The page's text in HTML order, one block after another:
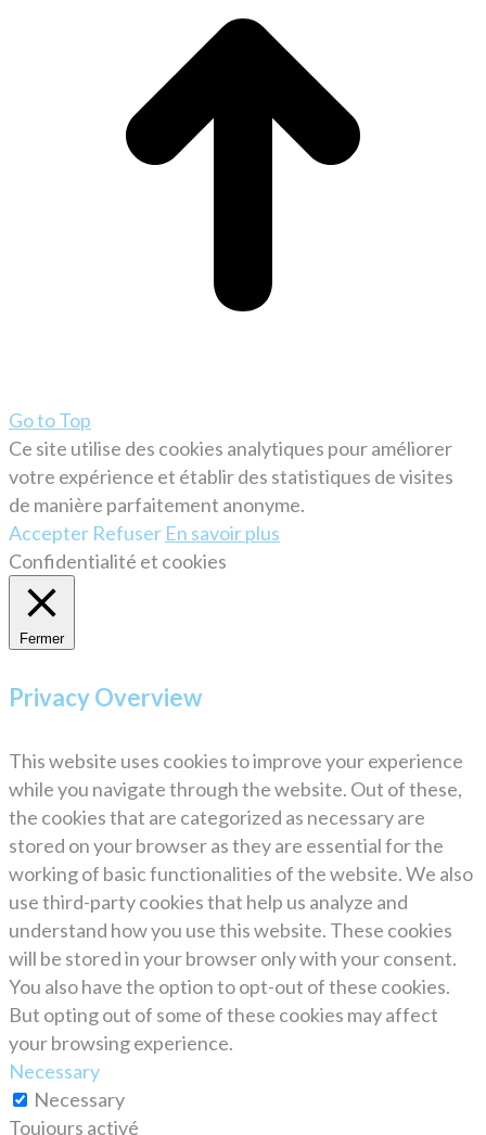
Go to Top
Ce site utilise des cookies analytiques pour améliorer
votre expérience et établir des statistiques de visites
de manière parfaitement anonyme.
Accepter Refuser En savoir plus
Confidentialité et cookies
Fermer
Privacy Overview
This website uses cookies to improve your experience
while you navigate through the website. Out of these,
the cookies that are categorized as necessary are
stored on your browser as they are essential for the
working of basic functionalities of the website. We also
use third-party cookies that help us analyze and
understand how you use this website. These cookies
will be stored in your browser only with your consent.
You also have the option to opt-out of these cookies.
But opting out of some of these cookies may affect
your browsing experience.
Necessary
Necessary
Toujours activé